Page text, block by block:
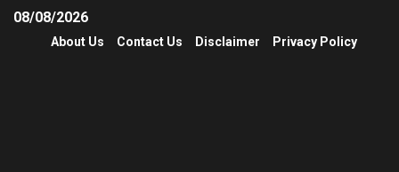
08/08/2026
About Us Contact Us Disclaimer Privacy Policy